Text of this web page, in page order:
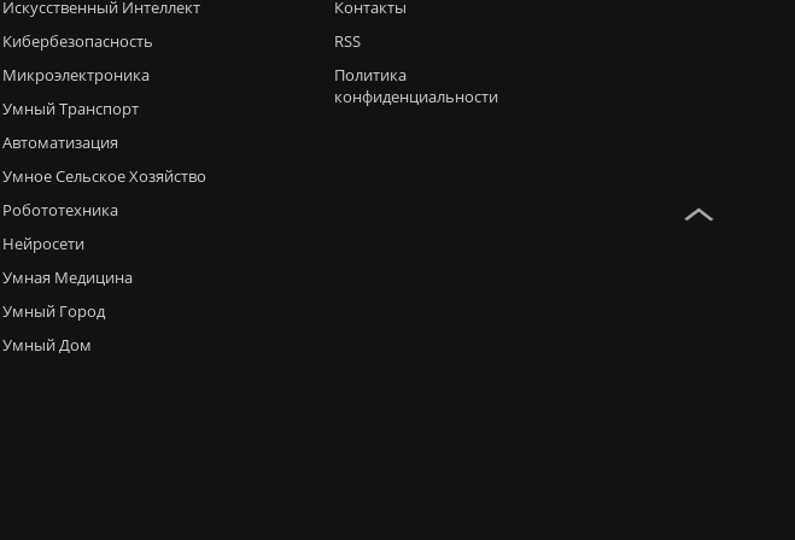
Искусственный Интеллект
Кибербезопасность
Микроэлектроника
Умный Транспорт
Автоматизация
Умное Сельское Хозяйство
Робототехника
Нейросети
Умная Медицина
Умный Город
Умный Дом
Контакты
RSS
Политика
конфиденциальности